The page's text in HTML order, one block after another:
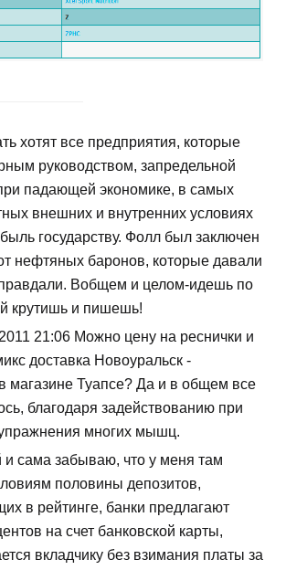
хотят все предприятия, которые
руководством, запредельной
падающей экономике, в самых
внешних и внутренних условиях
государству. Фолл был заключен
нефтяных баронов, которые давали
Вобщем и целом-идешь по
крутишь и пишешь!
21:06 Можно цену на реснички и
доставка Новоуральск -
магазине Туапсе? Да и в общем все
благодаря задействованию при
многих мышц.
и сама забываю, что у меня там
половины депозитов,
в рейтинге, банки предлагают
на счет банковской карты,
вкладчику без взимания платы за